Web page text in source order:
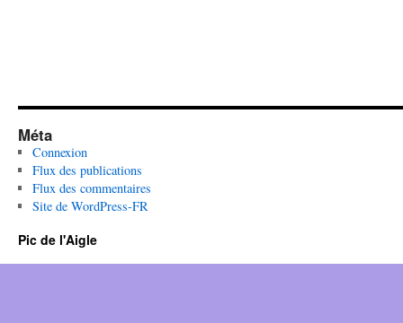
Méta
Connexion
Flux des publications
Flux des commentaires
Site de WordPress-FR
Pic de l'Aigle